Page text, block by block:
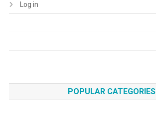
Log in
POPULAR CATEGORIES